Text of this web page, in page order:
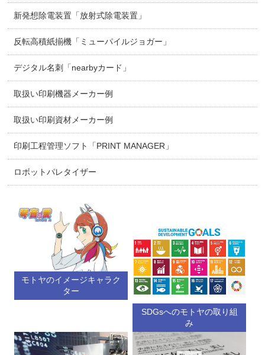
新発想除電装置「放射式除電装置」
反転高積紙揃機「ミューパイルジョガー」
デジタル名刺「nearbyカード」
取扱い印刷機器メーカー例
取扱い印刷資材メーカー例
印刷工程管理ソフト「PRINT MANAGER」
ロボットパレタイザー
モトヤのイメージキャラク
ター
SDGsへのモトヤの取り組
み